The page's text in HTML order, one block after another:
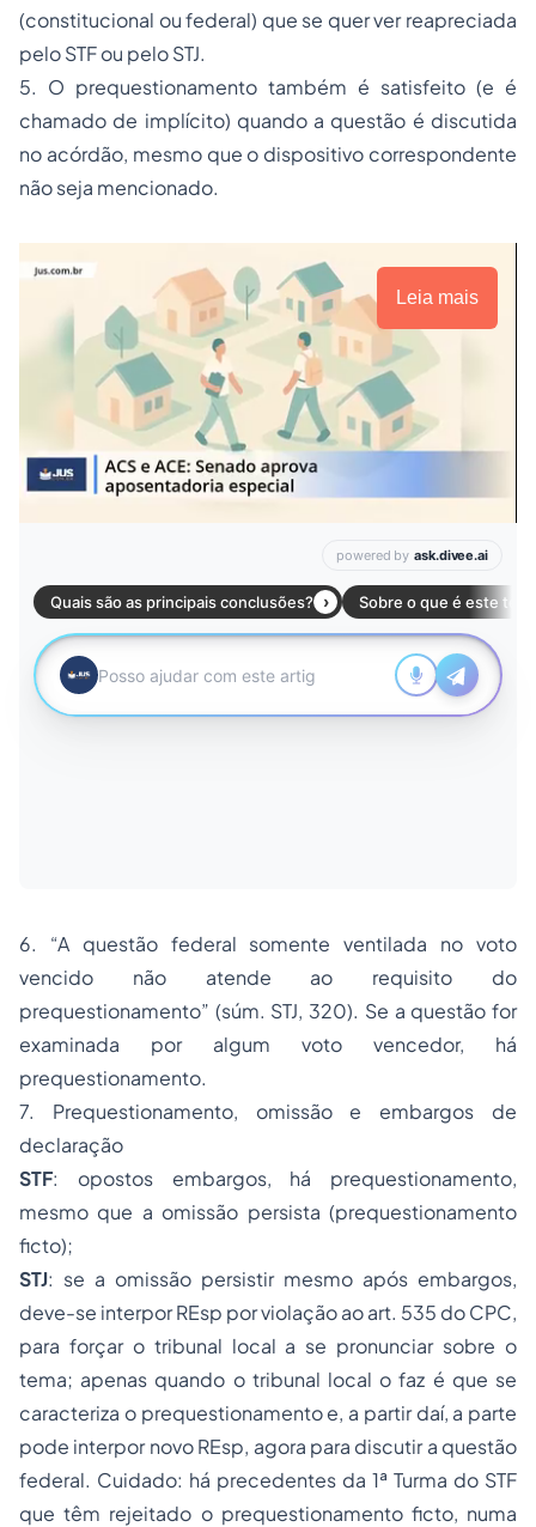
(constitucional ou federal) que se quer ver reapreciada
pelo STF ou pelo STJ.
5. O prequestionamento também é satisfeito (e é
chamado de implícito) quando a questão é discutida
no acórdão, mesmo que o dispositivo correspondente
não seja mencionado.
Leia mais
6. “A questão federal somente ventilada no voto
vencido não atende ao requisito do
prequestionamento” (súm. STJ, 320). Se a questão for
examinada por algum voto vencedor, há
prequestionamento.
7. Prequestionamento, omissão e embargos de
declaração
STF: opostos embargos, há prequestionamento,
mesmo que a omissão persista (prequestionamento
ficto);
STJ: se a omissão persistir mesmo após embargos,
deve-se interpor REsp por violação ao art. 535 do CPC,
para forçar o tribunal local a se pronunciar sobre o
tema; apenas quando o tribunal local o faz é que se
caracteriza o prequestionamento e, a partir daí, a parte
pode interpor novo REsp, agora para discutir a questão
federal. Cuidado: há precedentes da 1ª Turma do STF
que têm rejeitado o prequestionamento ficto, numa